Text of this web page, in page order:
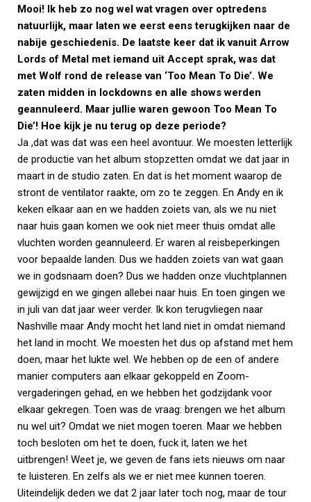
Mooi! Ik heb zo nog wel wat vragen over optredens
natuurlijk, maar laten we eerst eens terugkijken naar de
nabije geschiedenis. De laatste keer dat ik vanuit Arrow
Lords of Metal met iemand uit Accept sprak, was dat
met Wolf rond de release van ‘Too Mean To Die’. We
zaten midden in lockdowns en alle shows werden
geannuleerd. Maar jullie waren gewoon Too Mean To
Die’! Hoe kijk je nu terug op deze periode?
Ja ,dat was dat was een heel avontuur. We moesten letterlijk
de productie van het album stopzetten omdat we dat jaar in
maart in de studio zaten. En dat is het moment waarop de
stront de ventilator raakte, om zo te zeggen. En Andy en ik
keken elkaar aan en we hadden zoiets van, als we nu niet
naar huis gaan komen we ook niet meer thuis omdat alle
vluchten worden geannuleerd. Er waren al reisbeperkingen
voor bepaalde landen. Dus we hadden zoiets van wat gaan
we in godsnaam doen? Dus we hadden onze vluchtplannen
gewijzigd en we gingen allebei naar huis. En toen gingen we
in juli van dat jaar weer verder. Ik kon terugvliegen naar
Nashville maar Andy mocht het land niet in omdat niemand
het land in mocht. We moesten het dus op afstand met hem
doen, maar het lukte wel. We hebben op de een of andere
manier computers aan elkaar gekoppeld en Zoom-
vergaderingen gehad, en we hebben het godzijdank voor
elkaar gekregen. Toen was de vraag: brengen we het album
nu wel uit? Omdat we niet mogen toeren. Maar we hebben
toch besloten om het te doen, fuck it, laten we het
uitbrengen! Weet je, we geven de fans iets nieuws om naar
te luisteren. En zelfs als we er niet mee kunnen toeren.
Uiteindelijk deden we dat 2 jaar later toch nog, maar de tour